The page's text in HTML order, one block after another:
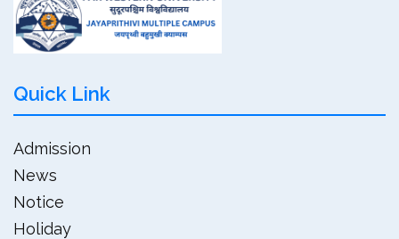
Quick Link
Admission
News
Notice
Holiday